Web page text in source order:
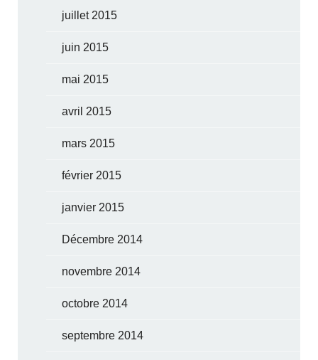
juillet 2015
juin 2015
mai 2015
avril 2015
mars 2015
février 2015
janvier 2015
Décembre 2014
novembre 2014
octobre 2014
septembre 2014